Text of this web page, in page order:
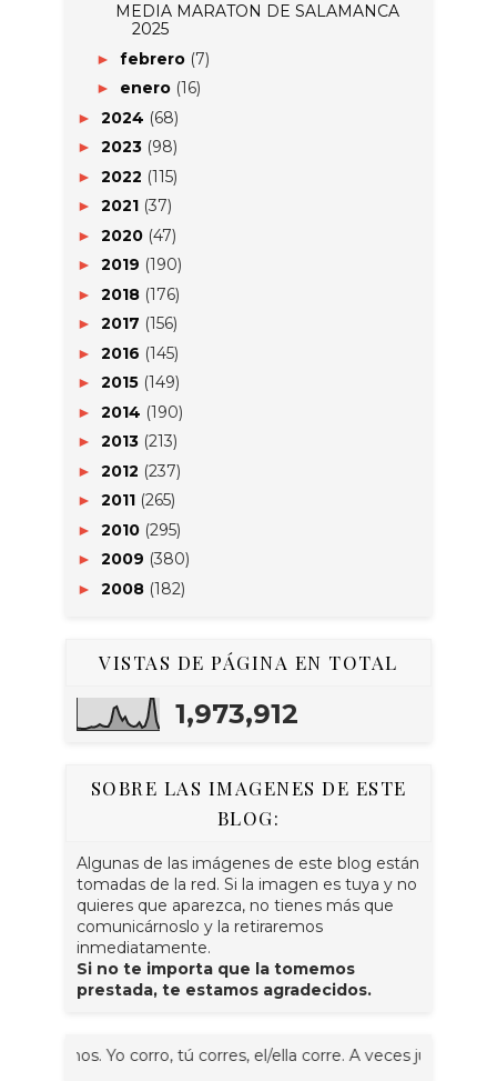
MEDIA MARATON DE SALAMANCA
2025
► febrero (7)
► enero (16)
► 2024 (68)
► 2023 (98)
► 2022 (115)
► 2021 (37)
► 2020 (47)
► 2019 (190)
► 2018 (176)
► 2017 (156)
► 2016 (145)
► 2015 (149)
► 2014 (190)
► 2013 (213)
► 2012 (237)
► 2011 (265)
► 2010 (295)
► 2009 (380)
► 2008 (182)
VISTAS DE PÁGINA EN TOTAL
1,973,912
SOBRE LAS IMAGENES DE ESTE
BLOG:
Algunas de las imágenes de este blog están
tomadas de la red. Si la imagen es tuya y no
quieres que aparezca, no tienes más que
comunicárnoslo y la retiraremos
inmediatamente.
Si no te importa que la tomemos
prestada, te estamos agradecidos.
Yo corro, tú corres, el/ella corre. A veces juntos,